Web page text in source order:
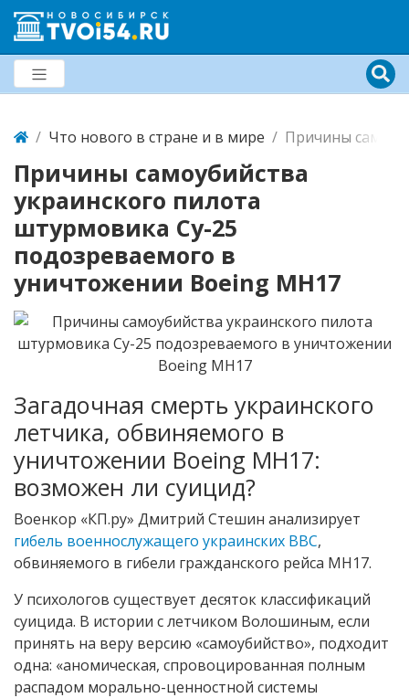
Что нового в стране и в мире Причины
Причины самоубийства
украинского пилота
штурмовика Су-25
подозреваемого в
уничтожении Boeing MH17
Загадочная смерть украинского
летчика, обвиняемого в
уничтожении Boeing MH17:
возможен ли суицид?
Военкор «КП.ру» Дмитрий Стешин анализирует
гибель военнослужащего украинских ВВС,
обвиняемого в гибели гражданского рейса МН17.
У психологов существует десяток классификаций
суицида. В истории с летчиком Волошиным, если
принять на веру версию «самоубийство», подходит
одна: «аномическая, спровоцированная полным
распадом морально-ценностной системы